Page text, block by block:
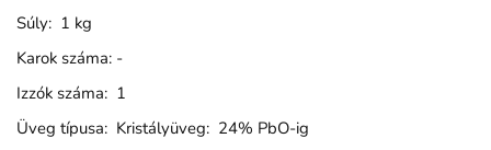
Súly: 1 kg
Karok száma: -
Izzók száma: 1
Üveg típusa: Kristályüveg: 24% PbO-ig